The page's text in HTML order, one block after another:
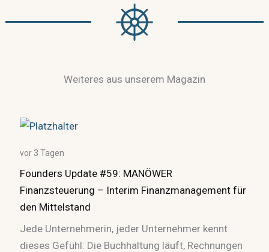
Weiteres aus unserem Magazin
vor 3 Tagen
Founders Update #59: MANÖWER
Finanzsteuerung – Interim Finanzmanagement für
den Mittelstand
Jede Unternehmerin, jeder Unternehmer kennt
dieses Gefühl: Die Buchhaltung läuft, Rechnungen